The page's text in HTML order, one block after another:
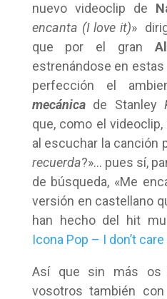
nuevo videoclip de
encanta (I love it)»
que por el gran
estrenándose en
perfección el
mecánica de Stanley
que, como el
al escuchar la canción
recuerda?»… pues sí,
de búsqueda, «Me
versión en castellano
han hecho del hit
Icona Pop – I don’t
Así que sin más os
vosotros también